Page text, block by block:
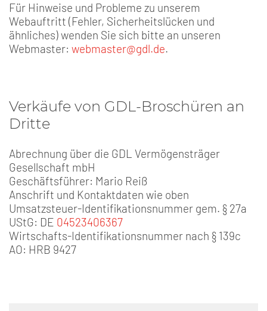
Für Hinweise und Probleme zu unserem
Webauftritt (Fehler, Sicherheitslücken und
ähnliches) wenden Sie sich bitte an unseren
Webmaster: webmaster@gdl.de.
Verkäufe von GDL-Broschüren an
Dritte
Abrechnung über die GDL Vermögensträger
Gesellschaft mbH
Geschäftsführer: Mario Reiß
Anschrift und Kontaktdaten wie oben
Umsatzsteuer-Identifikationsnummer gem. § 27a
UStG: DE 04523406367
Wirtschafts-Identifikationsnummer nach § 139c
AO: HRB 9427